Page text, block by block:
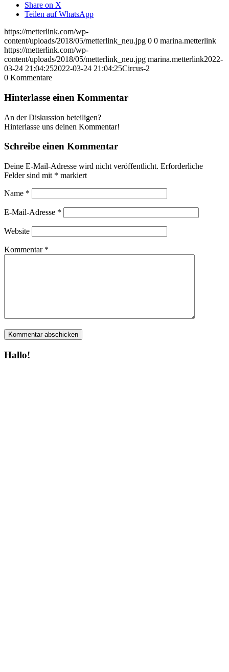
Share on X
Teilen auf WhatsApp
https://metterlink.com/wp-
content/uploads/2018/05/metterlink_neu.jpg 0 0 marina.metterlink
https://metterlink.com/wp-
content/uploads/2018/05/metterlink_neu.jpg marina.metterlink2022-
03-24 21:04:252022-03-24 21:04:25Circus-2
0 Kommentare
Hinterlasse einen Kommentar
An der Diskussion beteiligen?
Hinterlasse uns deinen Kommentar!
Schreibe einen Kommentar
Deine E-Mail-Adresse wird nicht veröffentlicht. Erforderliche
Felder sind mit * markiert
Name *
E-Mail-Adresse *
Website
Kommentar *
Hallo!